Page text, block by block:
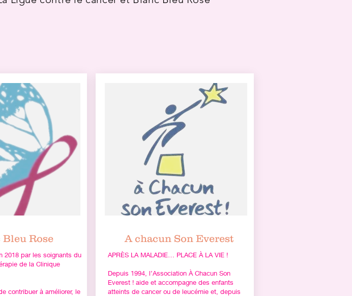
Rose
2018 par les soignants du
de la Clinique
contribuer à améliorer, le
A chacun Son Everest
APRÈS LA MALADIE… PLACE À LA VIE !
Depuis 1994, l’Association À Chacun Son
Everest ! aide et accompagne des enfants
atteints de cancer ou de leucémie et, depuis